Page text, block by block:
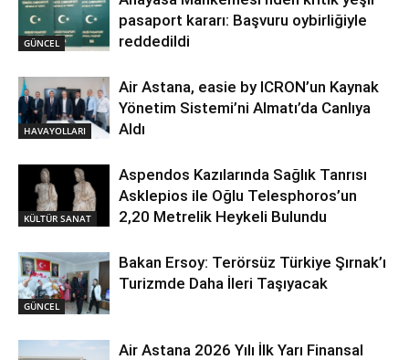
GÜNCEL
pasaport kararı: Başvuru oybirliğiyle
reddedildi
HAVAYOLLARI
Air Astana, easie by ICRON’un Kaynak
Yönetim Sistemi’ni Almatı’da Canlıya
Aldı
KÜLTÜR SANAT
Aspendos Kazılarında Sağlık Tanrısı
Asklepios ile Oğlu Telesphoros’un
2,20 Metrelik Heykeli Bulundu
GÜNCEL
Bakan Ersoy: Terörsüz Türkiye Şırnak’ı
Turizmde Daha İleri Taşıyacak
Air Astana 2026 Yılı İlk Yarı Finansal